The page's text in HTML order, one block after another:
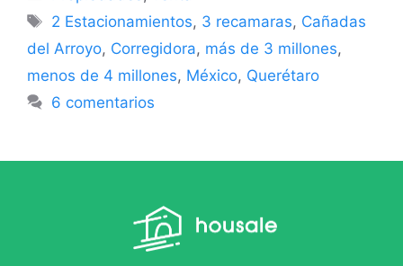
2 Estacionamientos, 3 recamaras, Cañadas
del Arroyo, Corregidora, más de 3 millones,
menos de 4 millones, México, Querétaro
6 comentarios